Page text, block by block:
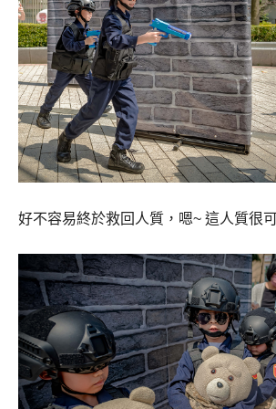
好不容易終於救回人質，嗯~ 這人質很